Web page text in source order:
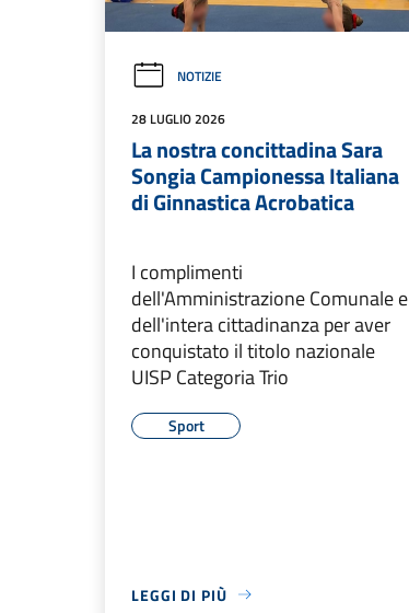
NOTIZIE
28 LUGLIO 2026
La nostra concittadina Sara
Songia Campionessa Italiana
di Ginnastica Acrobatica
I complimenti
dell'Amministrazione Comunale e
dell'intera cittadinanza per aver
conquistato il titolo nazionale
UISP Categoria Trio
Sport
LEGGI DI PIÙ